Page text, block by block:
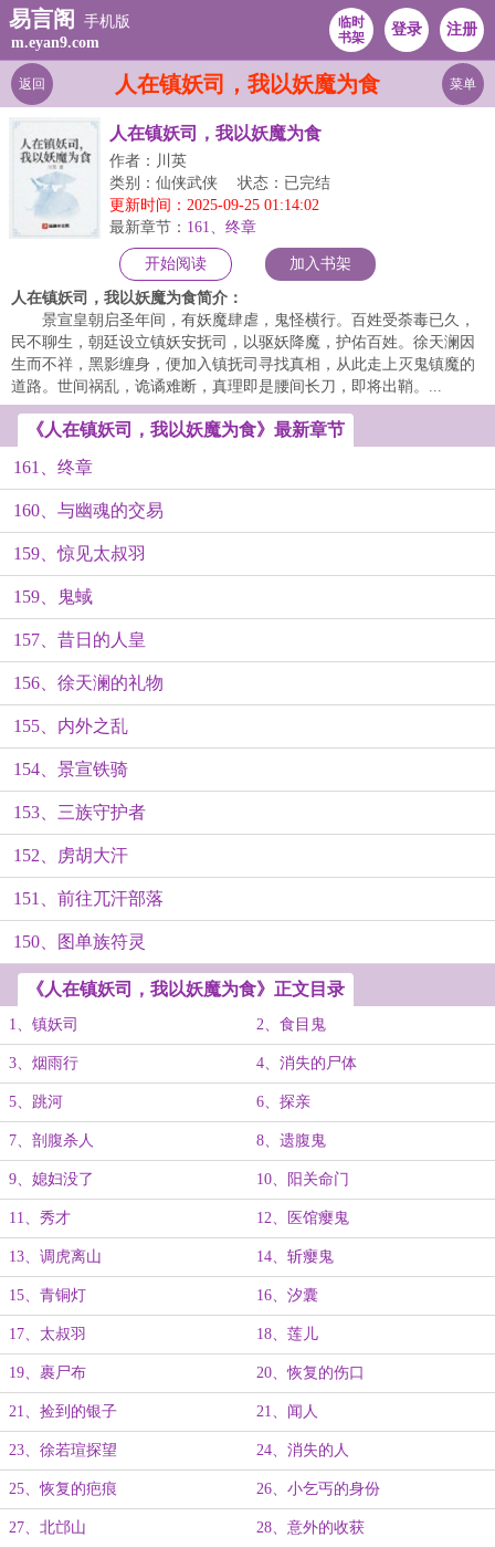
易言阁
手机版
m.eyan9.com
临时
书架
登录 注册
人在镇妖司，我以妖魔为食
返回 菜单
人在镇妖司，我以妖魔为食
作者：川英
类别：仙侠武侠
状态：已完结
更新时间：2025-09-25 01:14:02
最新章节： 161、终章
开始阅读 加入书架
人在镇妖司，我以妖魔为食简介：
景宣皇朝启圣年间，有妖魔肆虐，鬼怪横行。百姓受荼毒已久，
民不聊生，朝廷设立镇妖安抚司，以驱妖降魔，护佑百姓。徐天澜因
生而不祥，黑影缠身，便加入镇抚司寻找真相，从此走上灭鬼镇魔的
道路。世间祸乱，诡谲难断，真理即是腰间长刀，即将出鞘。...
《人在镇妖司，我以妖魔为食》最新章节
161、终章
160、与幽魂的交易
159、惊见太叔羽
159、鬼蜮
157、昔日的人皇
156、徐天澜的礼物
155、内外之乱
154、景宣铁骑
153、三族守护者
152、虏胡大汗
151、前往兀汗部落
150、图单族符灵
《人在镇妖司，我以妖魔为食》正文目录
1、镇妖司 2、食目鬼
3、烟雨行 4、消失的尸体
5、跳河 6、探亲
7、剖腹杀人 8、遗腹鬼
9、媳妇没了 10、阳关命门
11、秀才 12、医馆瘿鬼
13、调虎离山 14、斩瘿鬼
15、青铜灯 16、汐囊
17、太叔羽 18、莲儿
19、裹尸布 20、恢复的伤口
21、捡到的银子 21、闻人
23、徐若瑄探望 24、消失的人
25、恢复的疤痕 26、小乞丐的身份
27、北邙山 28、意外的收获